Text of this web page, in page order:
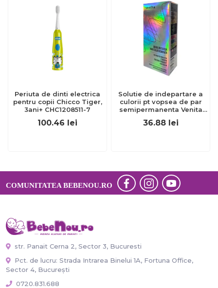
Periuta de dinti electrica
pentru copii Chicco Tiger,
3ani+ CHC1208511-7
100.46 lei
Solutie de indepartare a
culorii pt vopsea de par
semipermanenta Venita
Hair Color Remover, 115ml
15 ml
36.88 lei
COMUNITATEA BEBENOU.RO
str. Panait Cerna 2, Sector 3, Bucuresti
Pct. de lucru: Strada Intrarea Binelui 1A, Fortuna Office,
Sector 4, București
0720.831.688